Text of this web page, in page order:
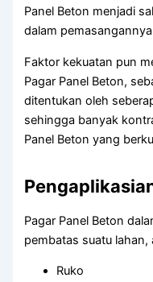
Panel Beton menjadi
dalam
Faktor kekuatan pun
Pagar Panel Beton,
ditentukan oleh
sehingga banyak
Panel Beton yang
Pagar Panel Beton
pembatas suatu lahan,
Ruko